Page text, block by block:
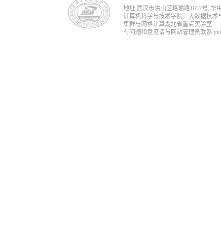
地址:武汉市洪山区珞瑜路1037号, 华
计算机科学与技术学院，大数据技
集群与网格计算湖北省重点实验室
有问题和意见请与网站管理员联系